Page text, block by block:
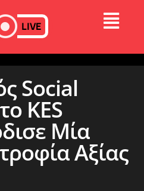
LIVE
Social
KES
Μία
Αξίας